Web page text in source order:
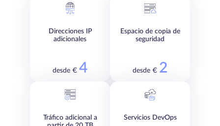
Direcciones IP
adicionales
desde € 4
Espacio de copia de
seguridad
desde € 2
Tráfico adicional a
Servicios DevOps